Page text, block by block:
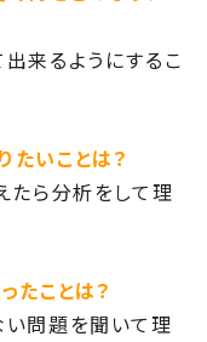
来るようにするこ
いことは？
たら分析をして理
たことは？
い問題を聞いて理